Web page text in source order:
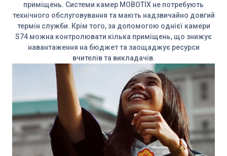
приміщень. Системи камер MOBOTIX не потребують
технічного обслуговування та мають надзвичайно довгий
термін служби. Крім того, за допомогою однієї камери
S74 можна контролювати кілька приміщень, що знижує
навантаження на бюджет та заощаджує ресурси
вчителів та викладачів.